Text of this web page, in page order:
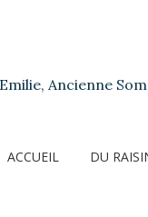
ACCUEIL DU